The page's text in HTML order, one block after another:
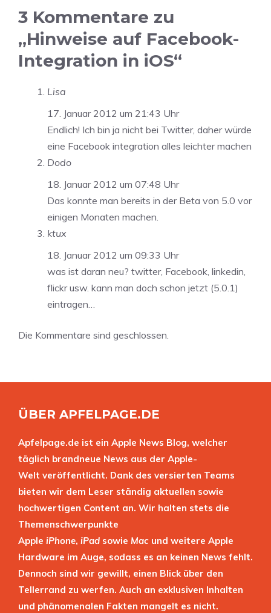
3 Kommentare zu
„Hinweise auf Facebook-
Integration in iOS“
Lisa
17. Januar 2012 um 21:43 Uhr
Endlich! Ich bin ja nicht bei Twitter, daher würde
eine Facebook integration alles leichter machen
Dodo
18. Januar 2012 um 07:48 Uhr
Das konnte man bereits in der Beta von 5.0 vor
einigen Monaten machen.
ktux
18. Januar 2012 um 09:33 Uhr
was ist daran neu? twitter, Facebook, linkedin,
flickr usw. kann man doch schon jetzt (5.0.1)
eintragen…
Die Kommentare sind geschlossen.
ÜBER APFELPAGE.DE
Apfelpage.de ist ein Apple News Blog, welcher
täglich brandneue News aus der Apple-
Welt veröffentlicht. Dank des versierten Teams
bieten wir dem Leser ständig aktuellen sowie
hochwertigen Content an. Wir halten stets die
Themenschwerpunkte
Apple iPhone, iPad sowie Mac und weitere Apple
Hardware im Auge, sodass es an keinen News fehlt.
Dennoch sind wir gewillt, einen Blick über den
Tellerrand zu werfen. Auch an exklusiven Inhalten
und phänomenalen Fakten mangelt es nicht.